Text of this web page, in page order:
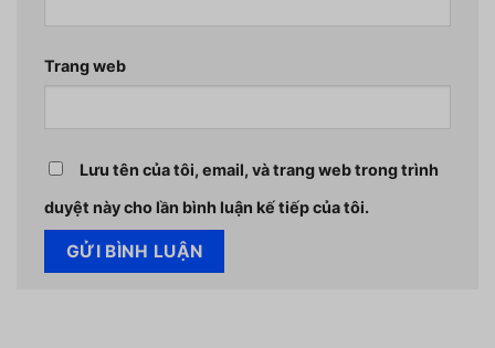
Trang web
Lưu tên của tôi, email, và trang web trong trình
duyệt này cho lần bình luận kế tiếp của tôi.